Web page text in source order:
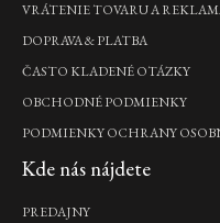
VRÁTENIE TOVARU A
DOPRAVA & PLATBA
ČASTO KLADENÉ OTÁZKY
OBCHODNÉ PODMIENKY
PODMIENKY OCHRANY
Kde nás nájdete
PREDAJNY